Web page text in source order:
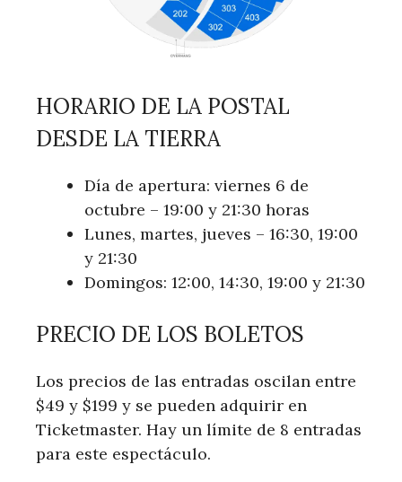
HORARIO DE LA POSTAL
DESDE LA TIERRA
Día de apertura: viernes 6 de
octubre – 19:00 y 21:30 horas
Lunes, martes, jueves – 16:30, 19:00
y 21:30
Domingos: 12:00, 14:30, 19:00 y 21:30
PRECIO DE LOS BOLETOS
Los precios de las entradas oscilan entre
$49 y $199 y se pueden adquirir en
Ticketmaster. Hay un límite de 8 entradas
para este espectáculo.